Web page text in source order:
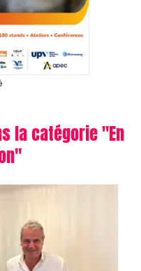
la catégorie "En
"